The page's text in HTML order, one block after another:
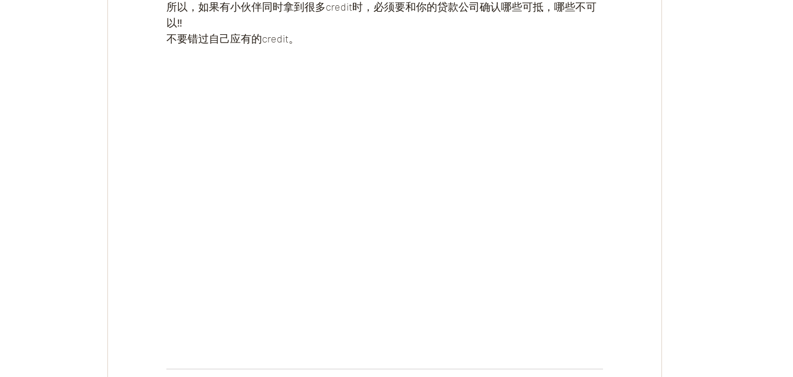
所以，如果有小伙伴同时拿到很多credit时，必须要和你的贷款公司确认哪些可抵，哪些不可
以‼
不要错过自己应有的credit。